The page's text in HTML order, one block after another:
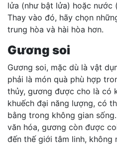
lửa (như bật lửa) hoặc nước
Thay vào đó, hãy chọn
trung hòa và hài hòa hơn.
Gương soi
Gương soi, mặc dù là vật
phải là món quà phù hợp
thủy, gương được cho là có
khuếch đại năng lượng, có
bằng trong không gian
văn hóa, gương còn được
đến thế giới tâm linh, không